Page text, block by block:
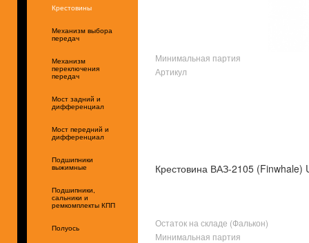
Крестовины
Механизм выбора
передач
Механизм
переключения
передач
Мост задний и
дифференциал
Мост передний и
дифференциал
Подшипники
выжимные
Подшипники,
сальники и
ремкомплекты КПП
Полуось
Минимальная партия
Артикул
Крестовина ВАЗ-2105 (Finwhale)
Остаток на складе (Фалькон)
Минимальная партия